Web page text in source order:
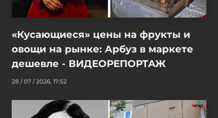
«Кусающиеся» цены на фрукты и
овощи на рынке: Арбуз в маркете
дешевле - ВИДЕОРЕПОРТАЖ
28 / 07 / 2026, 17:52